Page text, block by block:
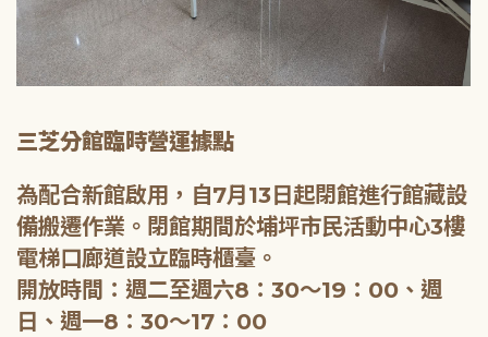
三芝分館臨時營運據點
為配合新館啟用，自7月13日起閉館進行館藏設
備搬遷作業。閉館期間於埔坪市民活動中心3樓
電梯口廊道設立臨時櫃臺。
開放時間：週二至週六8：30～19：00、週
日、週一8：30～17：00